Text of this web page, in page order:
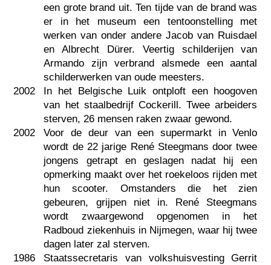
een grote brand uit. Ten tijde van de brand was
er in het museum een tentoonstelling met
werken van onder andere Jacob van Ruisdael
en Albrecht Dürer. Veertig schilderijen van
Armando zijn verbrand alsmede een aantal
schilderwerken van oude meesters.
2002
In het Belgische Luik ontploft een hoogoven
van het staalbedrijf Cockerill. Twee arbeiders
sterven, 26 mensen raken zwaar gewond.
2002
Voor de deur van een supermarkt in Venlo
wordt de 22 jarige René Steegmans door twee
jongens getrapt en geslagen nadat hij een
opmerking maakt over het roekeloos rijden met
hun scooter. Omstanders die het zien
gebeuren, grijpen niet in. René Steegmans
wordt zwaargewond opgenomen in het
Radboud ziekenhuis in Nijmegen, waar hij twee
dagen later zal sterven.
1986
Staatssecretaris van volkshuisvesting Gerrit